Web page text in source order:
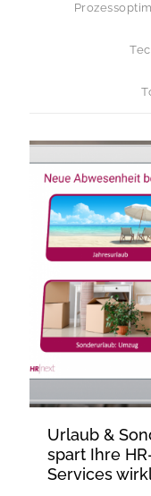
Urlaub &
spart Ihre
Services